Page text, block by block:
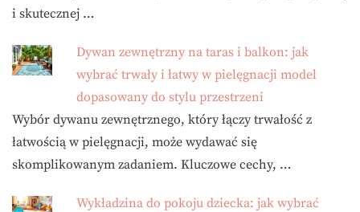
i skutecznej …
Dywan zewnętrzny na taras i balkon: jak
wybrać trwały i łatwy w pielęgnacji model
dopasowany do stylu przestrzeni
Wybór dywanu zewnętrznego, który łączy trwałość z
łatwością w pielęgnacji, może wydawać się
skomplikowanym zadaniem. Kluczowe cechy, …
Wykładzina do pokoju dziecka: jak wybrać